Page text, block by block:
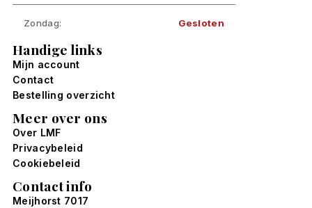
Zondag: Gesloten
Handige links
Mijn account
Contact
Bestelling overzicht
Meer over ons
Over LMF
Privacybeleid
Cookiebeleid
Contact info
Meijhorst 7017